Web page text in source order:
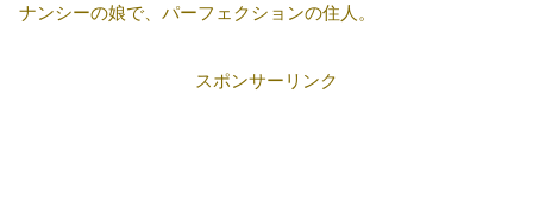
ナンシーの娘で、パーフェクションの住人。
スポンサーリンク